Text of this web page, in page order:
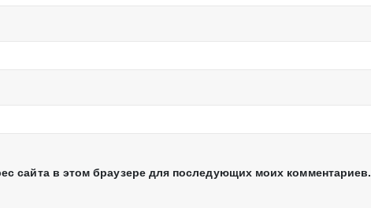
сайта в этом браузере для последующих моих комментариев.